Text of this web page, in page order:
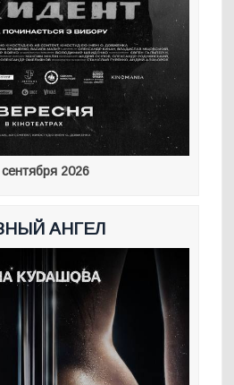
2026
АНГЕЛ